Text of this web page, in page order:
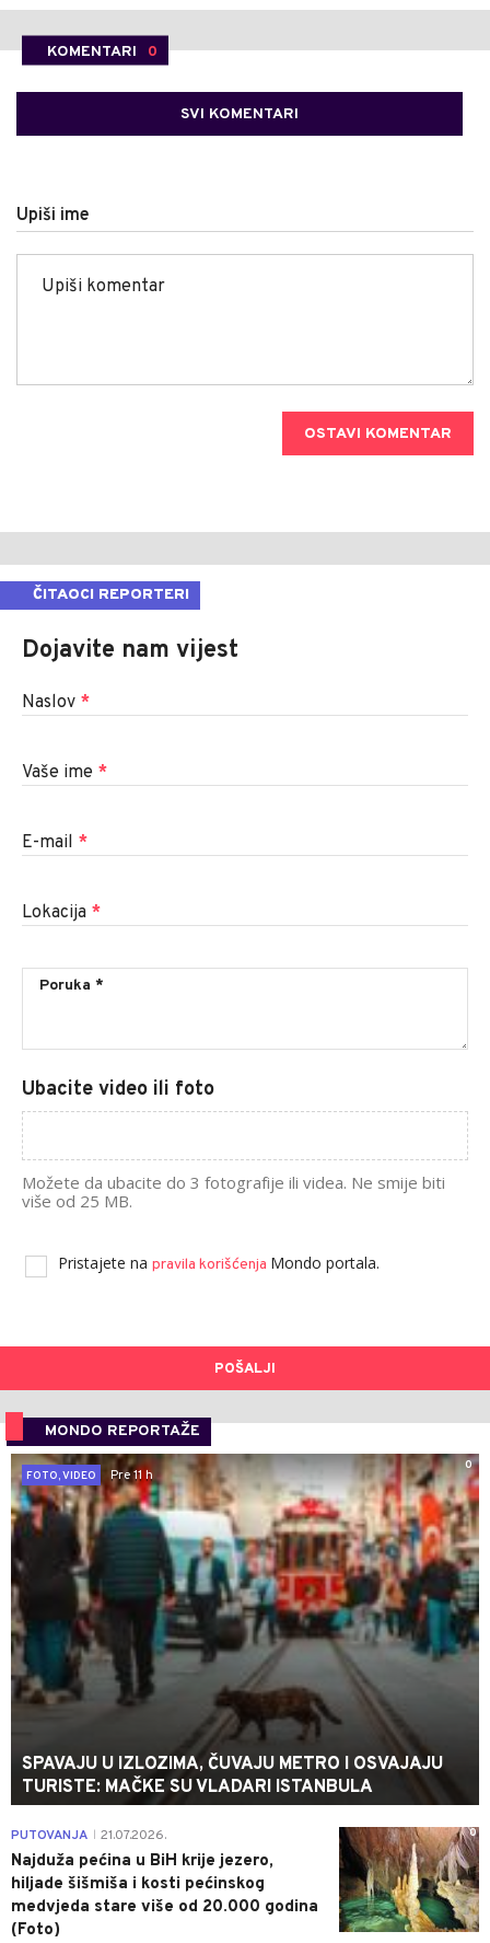
KOMENTARI 0
SVI KOMENTARI
Upiši ime
OSTAVI KOMENTAR
ČITAOCI REPORTERI
Dojavite nam vijest
Naslov *
Vaše ime *
E-mail *
Lokacija *
Ubacite video ili foto
Možete da ubacite do 3 fotografije ili videa. Ne smije biti
više od 25 MB.
Pristajete na pravila korišćenja Mondo portala.
POŠALJI
MONDO REPORTAŽE
0
FOTO, VIDEO
Pre 11 h
SPAVAJU U IZLOZIMA, ČUVAJU METRO I OSVAJAJU
TURISTE: MAČKE SU VLADARI ISTANBULA
0
PUTOVANJA 21.07.2026.
Najduža pećina u BiH krije jezero,
hiljade šišmiša i kosti pećinskog
medvjeda stare više od 20.000 godina
(Foto)